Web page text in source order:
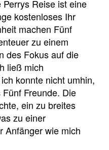
Reise ist eine
kostenloses Ihr
machen Fünf
zu einem
des Fokus auf die
ließ mich
konnte nicht umhin,
Freunde. Die
ein zu breites
zu einer
Anfänger wie mich